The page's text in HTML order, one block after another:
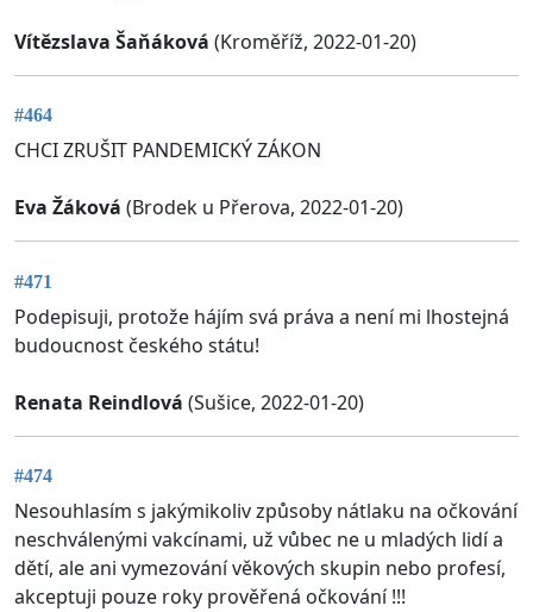
Vítězslava Šaňáková (Kroměříž, 2022-01-20)
#464
CHCI ZRUŠIT PANDEMICKÝ ZÁKON
Eva Žáková (Brodek u Přerova, 2022-01-20)
#471
Podepisuji, protože hájím svá práva a není mi lhostejná
budoucnost českého státu!
Renata Reindlová (Sušice, 2022-01-20)
#474
Nesouhlasím s jakýmikoliv způsoby nátlaku na očkování
neschválenými vakcínami, už vůbec ne u mladých lidí a
dětí, ale ani vymezování věkových skupin nebo profesí,
akceptuji pouze roky prověřená očkování !!!